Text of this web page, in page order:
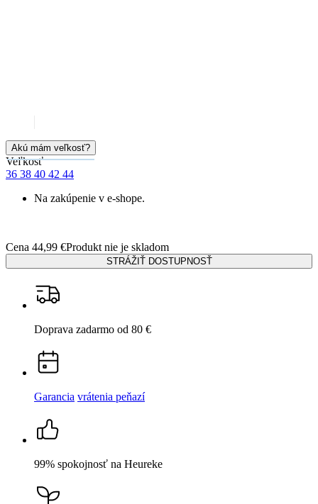
Akú mám veľkosť?
Veľkosť
36 38 40 42 44
Na zakúpenie v e-shope.
Produkt nie je skladom
Cena 44,99 €
STRÁŽIŤ DOSTUPNOSŤ
Doprava zadarmo od 80 €
Garancia vrátenia peňazí
99% spokojnosť na Heureke